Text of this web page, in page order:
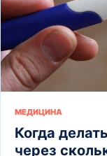
МЕДИЦИНА
Когда
через